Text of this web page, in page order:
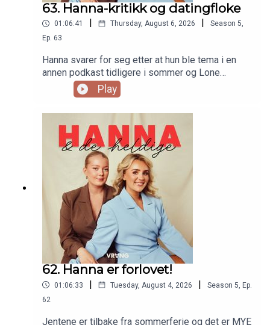
63. Hanna-kritikk og datingfloke
01:06:41 Thursday, August 6, 2026 Season 5,
Ep. 63
Hanna svarer for seg etter at hun ble tema i en
annen podkast tidligere i sommer og Lone
forteller hvorfor hun har valgt å slette Tinder.
Ellers byr høsten byr på mye spennende! Vi får en
oppdatering på Lone sitt boligprosjekt og et
kommende jobbintervju hun skal på denne uka.
Også har damene kommet i gang med treningen
igjen! Kan det være aktuelt å melde seg på
Norseman?
Play
62. Hanna er forlovet!
01:06:33 | Tuesday, August 4, 2026 | Season 5 Ep.
62
Jentene er tilbake fra sommerferie og det er MYE